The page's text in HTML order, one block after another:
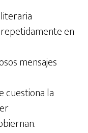
en
mensajes
cuestiona la